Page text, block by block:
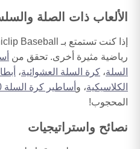
الألعاب ذات الصلة
رياضية مثيرة أخرى. تحقق من
السلة، كرة السلة العشوائية،
الكلاسيكية، و أساطير كرة السلة 2020
المحجوب!
نصائح واستراتيجيات